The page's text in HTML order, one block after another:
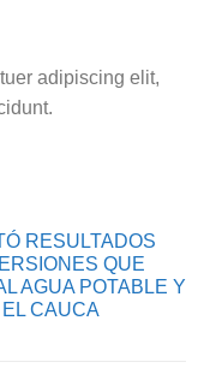
adipiscing elit,
RESULTADOS
QUE
AGUA POTABLE Y
CAUCA